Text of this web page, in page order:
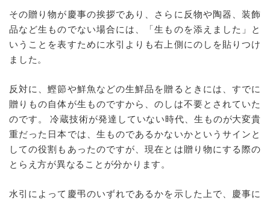
その贈り物が慶事の挨拶であり、さらに反物や陶器、装飾
品など生ものでない場合には、「生ものを添えました」と
いうことを表すために水引よりも右上側にのしを貼りつけ
ました。
反対に、鰹節や鮮魚などの生鮮品を贈るときには、すでに
贈りもの自体が生ものですから、のしは不要とされていた
のです。 冷蔵技術が発達していない時代、生ものが大変貴
重だった日本では、生ものであるかないかというサインと
しての役割もあったのですが、現在とは贈り物にする際の
とらえ方が異なることが分かります。
水引によって慶弔のいずれであるかを示した上で、慶事に